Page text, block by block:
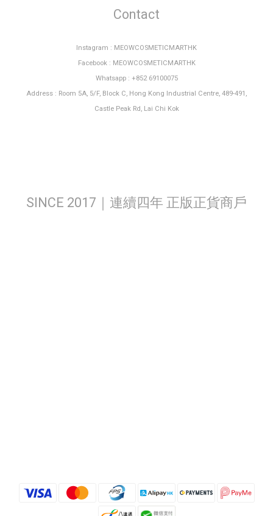
Contact
Instagram : MEOWCOSMETICMARTHK
Facebook : MEOWCOSMETICMARTHK
Whatsapp : +852 69100075
Address : Room 5A, 5/F, Block C, Hong Kong Industrial Centre, 489-491,
Castle Peak Rd, Lai Chi Kok
SINCE 2017｜連續四年 正版正貨商戶